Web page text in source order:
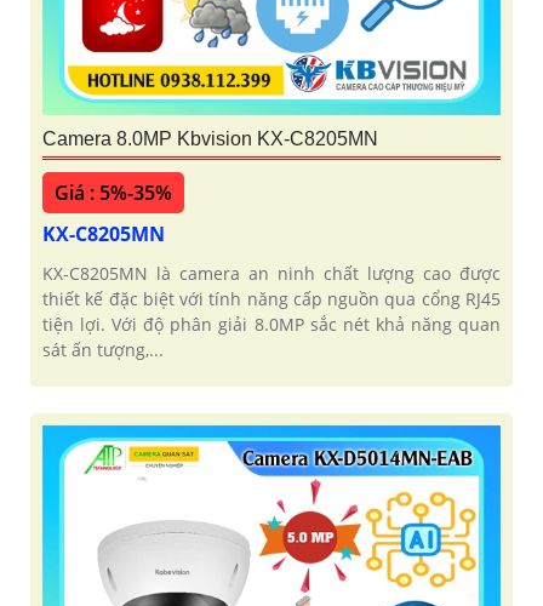
Camera 8.0MP Kbvision KX-C8205MN
Giá : 5%-35%
KX-C8205MN
KX-C8205MN là camera an ninh chất lượng cao được
thiết kế đặc biệt với tính năng cấp nguồn qua cổng RJ45
tiện lợi. Với độ phân giải 8.0MP sắc nét khả năng quan
sát ấn tượng,...